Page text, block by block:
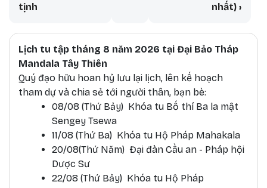
tịnh
nhất)›
Lịch tu tập tháng 8 năm 2026 tại Đại Bảo Tháp
Mandala Tây Thiên
Quý đạo hữu hoan hỷ lưu lại lịch, lên kế hoạch
tham dự và chia sẻ tới người thân, bạn bè:
08/08 (Thứ Bảy) Khóa tu Bố thí Ba la mật
Sengey Tsewa
11/08 (Thứ Ba) Khóa tu Hộ Pháp Mahakala
20/08(Thứ Năm) Đại đàn Cầu an - Pháp hội
Dược Sư
22/08 (Thứ Bảy) Khóa tu Hộ Pháp